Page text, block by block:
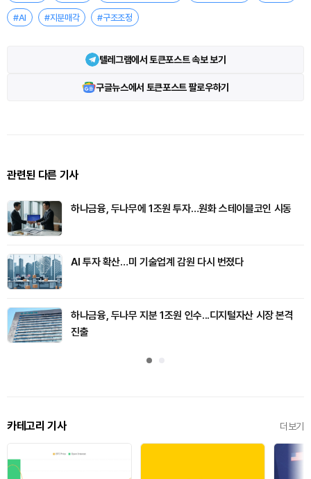
#AI #지분매각 #구조조정
텔레그램에서 토큰포스트 속보 보기
구글뉴스에서 토큰포스트 팔로우하기
관련된 다른 기사
하나금융, 두나무에 1조원 투자…원화 스테이블코인 시동
AI 투자 확산…미 기술업계 감원 다시 번졌다
하나금융, 두나무 지분 1조원 인수...디지털자산 시장 본격
진출
카테고리 기사 더보기